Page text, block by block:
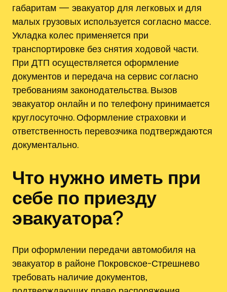
габаритам — эвакуатор для легковых и для
малых грузовых используется согласно массе.
Укладка колес применяется при
транспортировке без снятия ходовой части.
При ДТП осуществляется оформление
документов и передача на сервис согласно
требованиям законодательства. Вызов
эвакуатор онлайн и по телефону принимается
круглосуточно. Оформление страховки и
ответственность перевозчика подтверждаются
документально.
Что нужно иметь при
себе по приезду
эвакуатора?
При оформлении передачи автомобиля на
эвакуатор в районе Покровское-Стрешнево
требовать наличие документов,